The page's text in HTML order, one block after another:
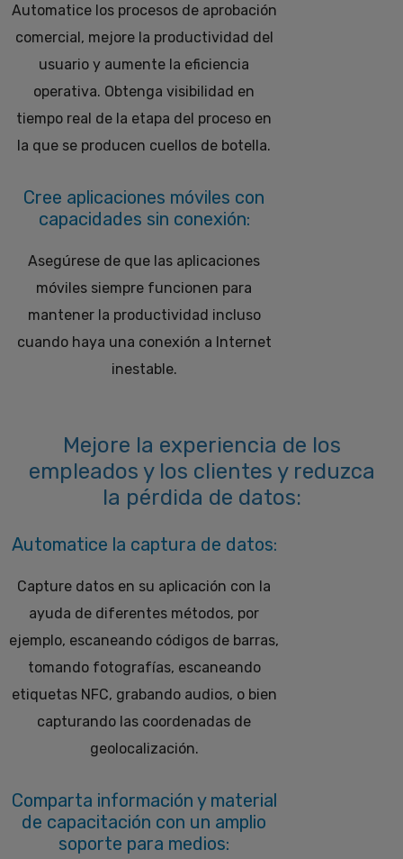
Automatice los procesos de aprobación
comercial, mejore la productividad del
usuario y aumente la eficiencia
operativa. Obtenga visibilidad en
tiempo real de la etapa del proceso en
la que se producen cuellos de botella.
Cree aplicaciones móviles con
capacidades sin conexión:
Asegúrese de que las aplicaciones
móviles siempre funcionen para
mantener la productividad incluso
cuando haya una conexión a Internet
inestable.
Mejore la experiencia de los
empleados y los clientes y reduzca
la pérdida de datos:
Automatice la captura de datos:
Capture datos en su aplicación con la
ayuda de diferentes métodos, por
ejemplo, escaneando códigos de barras,
tomando fotografías, escaneando
etiquetas NFC, grabando audios, o bien
capturando las coordenadas de
geolocalización.
Comparta información y material
de capacitación con un amplio
soporte para medios: